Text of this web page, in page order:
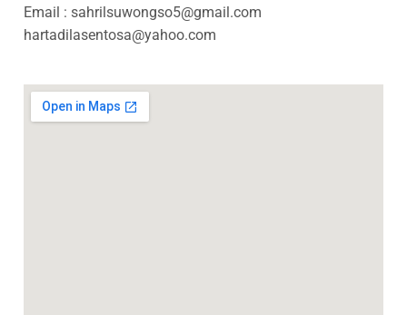
Email : sahrilsuwongso5@gmail.com
hartadilasentosa@yahoo.com